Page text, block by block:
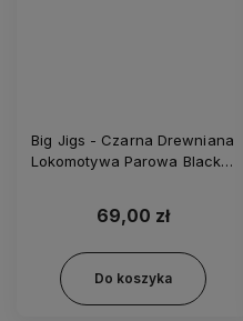
Big Jigs - Czarna Drewniana
Lokomotywa Parowa Black 5
69,00 zł
Do koszyka